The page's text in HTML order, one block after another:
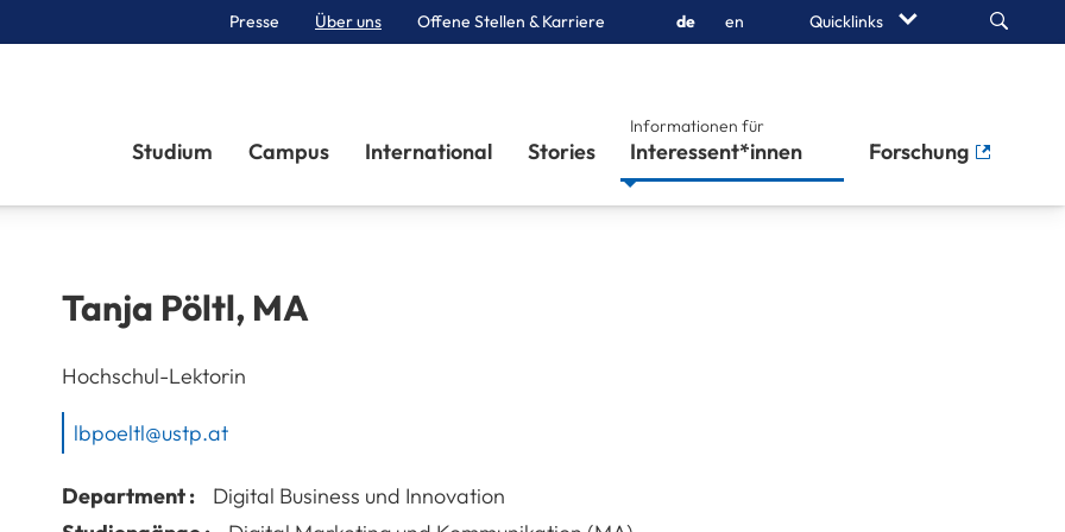
Presse Über uns Offene Stellen & Karriere de en Quicklinks Search
Studium Campus International Stories
Informationen für
Interessent*innen Forschung
Tanja Pöltl, MA
Hochschul-Lektorin
lbpoeltl@ustp.at
Department :
Digital Business und Innovation